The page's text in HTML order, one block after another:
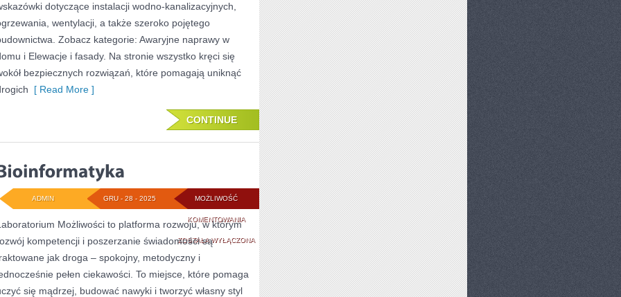
dotyczące instalacji wodno-kanalizacyjnych,
wentylacji, a także szeroko pojętego
Zobacz kategorie: Awaryjne naprawy w
i Elewacje i fasady. Na stronie wszystko kręci się
bezpiecznych rozwiązań, które pomagają uniknąć
[ Read More ]
CONTINUE
MOŻLIWOŚĆ
KOMENTOWANIABIOINFORMATYKA
ZOSTAŁA WYŁĄCZONA
GRU - 28 - 2025
ADMIN
Możliwości to platforma rozwoju, w którym
kompetencji i poszerzanie świadomości są
jak droga – spokojny, metodyczny i
pełen ciekawości. To miejsce, które pomaga
się mądrzej, budować nawyki i tworzyć własny styl